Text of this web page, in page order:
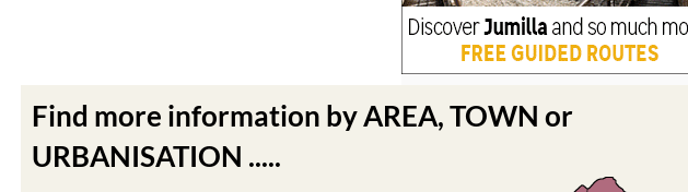
Find more information by AREA, TOWN or
URBANISATION .....